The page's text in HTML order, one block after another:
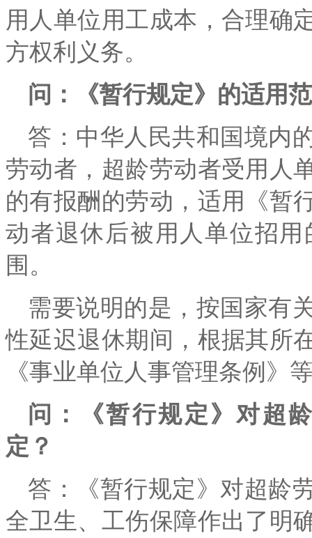
用人单位用工成本，合理确
方权利义务。
问：《暂行规定》的适用
答：中华人民共和国境内
劳动者，超龄劳动者受用人
的有报酬的劳动，适用《暂
动者退休后被用人单位招
围。
需要说明的是，按国家有
性延迟退休期间，根据其所
《事业单位人事管理条例》
问：《暂行规定》对超
定？
答：《暂行规定》对超龄
全卫生、工伤保障作出了明